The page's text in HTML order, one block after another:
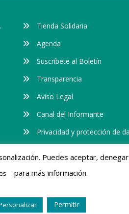
Tienda Solidaria
Agenda
Suscríbete al Boletín
Transparencia
Aviso Legal
Canal del Informante
Privacidad y protección de
Puedes aceptar,
para más información.
Permitir